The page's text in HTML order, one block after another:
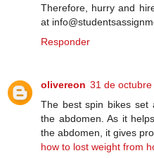
Therefore, hurry and
at
Responder
olivereon 31 de
The best spin bikes set
the abdomen. As it
the abdomen, it gives
how to lost weight from